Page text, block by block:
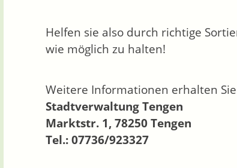
Helfen sie also durch richtige
wie möglich zu halten!
Weitere Informationen erhalten
Stadtverwaltung Tengen
Marktstr. 1, 78250 Tengen
Tel.: 07736/923327